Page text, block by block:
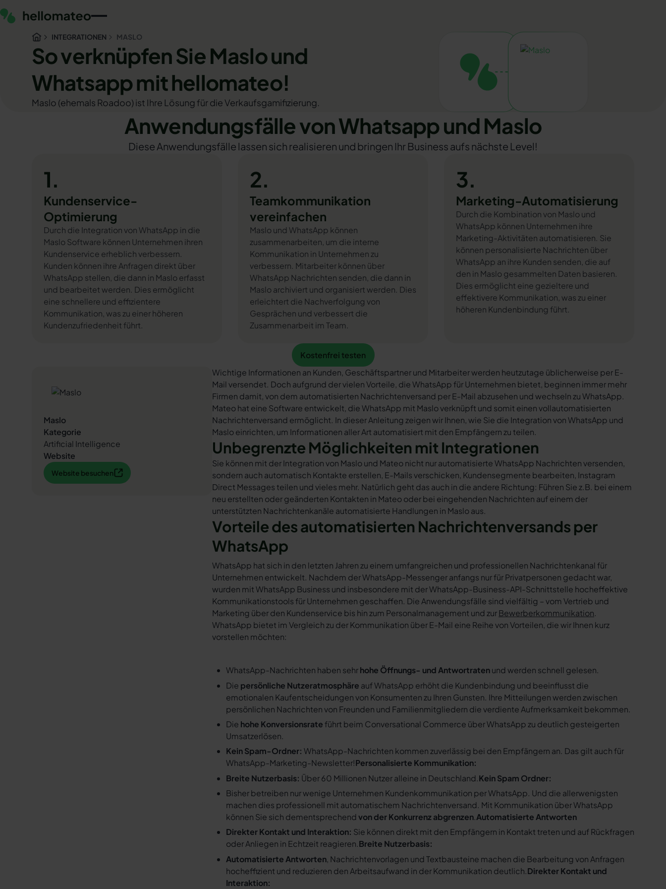
INTEGRATIONEN MASLO
So verknüpfen Sie Maslo und
Whatsapp mit hellomateo!
Maslo (ehemals Roadoo) ist Ihre Lösung für die Verkaufsgamifizierung.
Anwendungsfälle von Whatsapp und Maslo
Diese Anwendungsfälle lassen sich realisieren und bringen Ihr Business aufs nächste Level!
1.
Kundenservice-
Optimierung
Durch die Integration von WhatsApp in die
Maslo Software können Unternehmen ihren
Kundenservice erheblich verbessern.
Kunden können ihre Anfragen direkt über
WhatsApp stellen, die dann in Maslo erfasst
und bearbeitet werden. Dies ermöglicht
eine schnellere und effizientere
Kommunikation, was zu einer höheren
Kundenzufriedenheit führt.
2.
Teamkommunikation
vereinfachen
Maslo und WhatsApp können
zusammenarbeiten, um die interne
Kommunikation in Unternehmen zu
verbessern. Mitarbeiter können über
WhatsApp Nachrichten senden, die dann in
Maslo archiviert und organisiert werden. Dies
erleichtert die Nachverfolgung von
Gesprächen und verbessert die
Zusammenarbeit im Team.
3.
Marketing-Automatisierung
Durch die Kombination von Maslo und
WhatsApp können Unternehmen ihre
Marketing-Aktivitäten automatisieren. Sie
können personalisierte Nachrichten über
WhatsApp an ihre Kunden senden, die auf
den in Maslo gesammelten Daten basieren.
Dies ermöglicht eine gezieltere und
effektivere Kommunikation, was zu einer
höheren Kundenbindung führt.
Kostenfrei testen
Kostenfrei testen
Maslo
Kategorie
Artificial Intelligence
Website
Website besuchen
Website besuchen
Wichtige Informationen an Kunden, Geschäftspartner und Mitarbeiter werden heutzutage üblicherweise per E-
Mail versendet. Doch aufgrund der vielen Vorteile, die WhatsApp für Unternehmen bietet, beginnen immer mehr
Firmen damit, von dem automatisierten Nachrichtenversand per E-Mail abzusehen und wechseln zu WhatsApp.
Mateo hat eine Software entwickelt, die WhatsApp mit Maslo verknüpft und somit einen vollautomatisierten
Nachrichtenversand ermöglicht. In dieser Anleitung zeigen wir Ihnen, wie Sie die Integration von WhatsApp und
Maslo einrichten, um Informationen aller Art automatisiert mit den Empfängern zu teilen.
Unbegrenzte Möglichkeiten mit Integrationen
Sie können mit der Integration von Maslo und Mateo nicht nur automatisierte WhatsApp Nachrichten versenden,
sondern auch automatisch Kontakte erstellen, E-Mails verschicken, Kundensegmente bearbeiten, Instagram
Direct Messages teilen und vieles mehr. Natürlich geht das auch in die andere Richtung: Führen Sie z.B. bei einem
neu erstellten oder geänderten Kontakten in Mateo oder bei eingehenden Nachrichten auf einem der
unterstützten Nachrichtenkanäle automatisierte Handlungen in Maslo aus.
Vorteile des automatisierten Nachrichtenversands per
WhatsApp
WhatsApp hat sich in den letzten Jahren zu einem umfangreichen und professionellen Nachrichtenkanal für
Unternehmen entwickelt. Nachdem der WhatsApp-Messenger anfangs nur für Privatpersonen gedacht war,
wurden mit WhatsApp Business und insbesondere mit der WhatsApp-Business-API-Schnittstelle hocheffektive
Kommunikationstools für Unternehmen geschaffen. Die Anwendungsfälle sind vielfältig – vom Vertrieb und
Marketing über den Kundenservice bis hin zum Personalmanagement und zurBewerberkommunikation.
WhatsApp bietet im Vergleich zu der Kommunikation über E-Mail eine Reihe von Vorteilen, die wir Ihnen kurz
vorstellen möchten:
WhatsApp-Nachrichten haben sehrhohe Öffnungs- und Antwortratenund werden schnell gelesen.
Die persönliche Nutzeratmosphäre auf WhatsApp erhöht die Kundenbindung und beeinflusst die
emotionalen Kaufentscheidungen von Konsumenten zu Ihren Gunsten. Ihre Mitteilungen werden zwischen
persönlichen Nachrichten von Freunden und Familienmitgliedern die verdiente Aufmerksamkeit bekommen.
Die hohe Konversionsrate führt beim Conversational Commerce über WhatsApp zu deutlich gesteigerten
Umsatzerlösen.
Kein Spam-Ordner: WhatsApp-Nachrichten kommen zuverlässig bei den Empfängern an. Das gilt auch für
WhatsApp-Marketing-Newsletter!Personalisierte Kommunikation:
Breite Nutzerbasis: Über 60 Millionen Nutzer alleine in Deutschland.Kein Spam Ordner:
Bisher betreiben nur wenige Unternehmen Kundenkommunikation per WhatsApp. Und die allerwenigsten
machen dies professionell mit automatischem Nachrichtenversand. Mit Kommunikation über WhatsApp
können Sie sich dementsprechendvon der Konkurrenz abgrenzen.Automatisierte Antworten
Direkter Kontakt und Interaktion: Sie können direkt mit den Empfängern in Kontakt treten und auf Rückfragen
oder Anliegen in Echtzeit reagieren.Breite Nutzerbasis:
Automatisierte Antworten, Nachrichtenvorlagen und Textbausteine machen die Bearbeitung von Anfragen
hocheffizient und reduzieren den Arbeitsaufwand in der Kommunikation deutlich.Direkter Kontakt und
Interaktion: